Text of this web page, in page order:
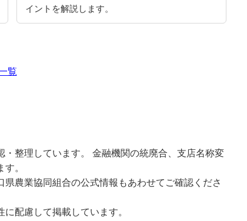
イントを解説します。
覧
整理しています。 金融機関の統廃合、支店名称変
。
農業協同組合の公式情報もあわせてご確認くださ
配慮して掲載しています。